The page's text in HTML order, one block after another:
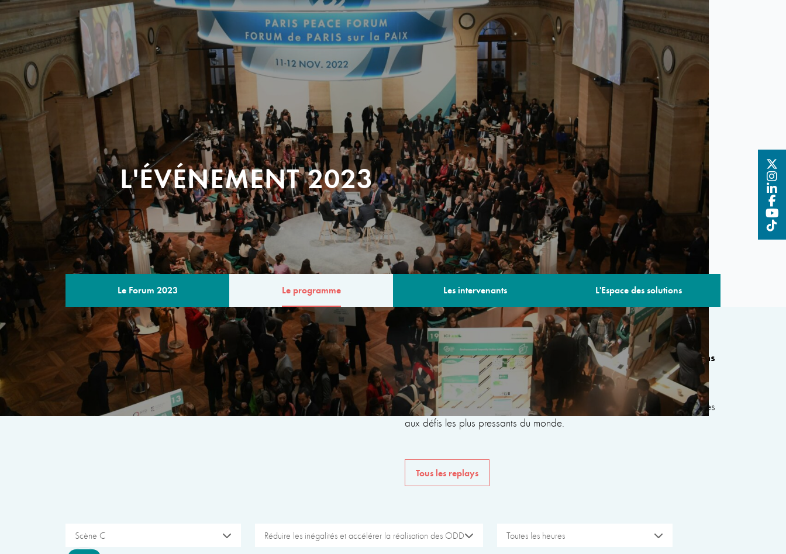
L'ÉVÉNEMENT 2023
Le Forum 2023 Le programme Les intervenants L'Espace des solutions
LE PROGRAMME
Un rendez-vous multilatéral
Le programme de la 6ème édition comprend plus de 80 sessions
avec des intervenants issus de gouvernements, d’organisations
internationales, de la société civile, du secteur privé, de la philanthropie et
du monde universitaire, dans le but de développer des solutions communes
aux défis les plus pressants du monde.
Tous les replays
Scène C Réduire les inégalités et accélérer la réalisation des ODD Toutes les heures